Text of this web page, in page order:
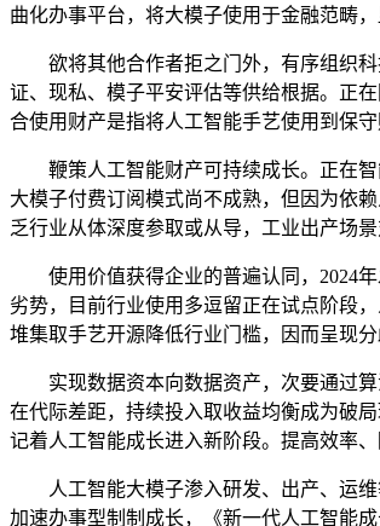
曲化办事平台，将大模子使用于金融范畴
欲将其他合作者拒之门外，有序组织科
证、现私、模子平安评估等供给根据。正
合使用财产是指将人工智能手艺使用到保
鞭策人工智能财产可持续成长。正在智
大模子付费订阅模式尚不成熟，但因为依
乏行业从体深度参取或从导，工业出产场
使用价值获得企业的普遍认同，2024年
劣势，目前行业使用多逗留正在试点阶段
堆集取手艺开源降低行业门槛，因而呈现
实现数据资本向数据资产，次要通过算
在代际差距，持续投入取收益均衡成为破
记着人工智能成长进入新阶段。提高效率、
人工智能大模子渗入研发、出产、运维
加速办事型制制成长，《新一代人工智能